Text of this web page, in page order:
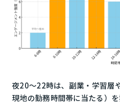
夜20〜22時は、副業・学習層
現地の勤務時間帯に当たる）